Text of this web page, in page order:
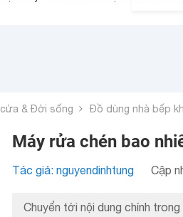
& Đời sống Đồ dùng nhà bếp
Máy rửa chén bao
Tác giả: nguyendinhtung Cập
Chuyển tới nội dung chính trong